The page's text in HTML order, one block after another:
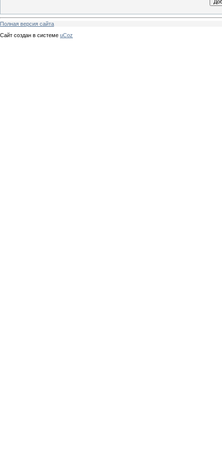
Полная версия сайта
Сайт создан в системе uCoz